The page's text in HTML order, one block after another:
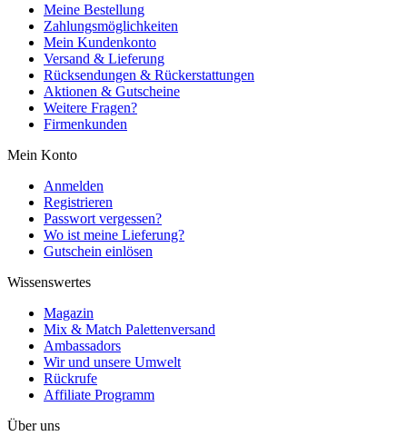
Meine Bestellung
Zahlungsmöglichkeiten
Mein Kundenkonto
Versand & Lieferung
Rücksendungen & Rückerstattungen
Aktionen & Gutscheine
Weitere Fragen?
Firmenkunden
Mein Konto
Anmelden
Registrieren
Passwort vergessen?
Wo ist meine Lieferung?
Gutschein einlösen
Wissenswertes
Magazin
Mix & Match Palettenversand
Ambassadors
Wir und unsere Umwelt
Rückrufe
Affiliate Programm
Über uns